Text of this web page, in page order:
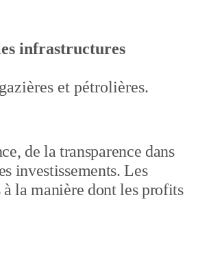
infrastructures
et pétrolières.
de la transparence dans
investissements. Les
la manière dont les profits